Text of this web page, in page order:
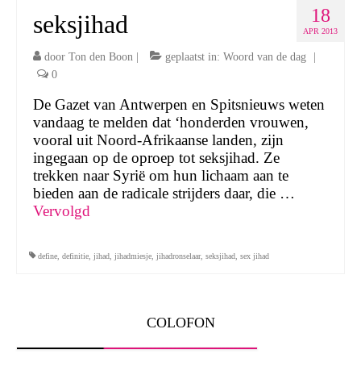
18
APR 2013
seksjihad
door Ton den Boon | geplaatst in: Woord van de dag
|
0
De Gazet van Antwerpen en Spitsnieuws weten
vandaag te melden dat ‘honderden vrouwen,
vooral uit Noord-Afrikaanse landen, zijn
ingegaan op de oproep tot seksjihad. Ze
trekken naar Syrië om hun lichaam aan te
bieden aan de radicale strijders daar, die …
Vervolgd
define definitie jihad jihadmiesje jihadronselaar, seksjihad sex jihad
COLOFON